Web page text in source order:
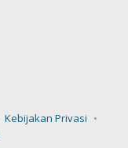
Kebijakan Privasi